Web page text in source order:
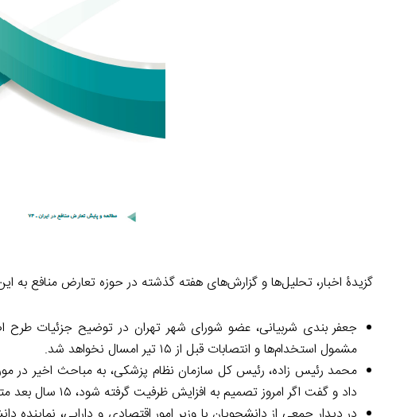
گزیدۀ اخبار، تحلیل‌ها و گزارش‌های هفته گذشته در حوزه تعارض منافع به
جعفر بندی شربیانی، عضو شورای شهر تهران در توضیح جزئیات طرح
مشمول استخدام‌ها و انتصابات قبل از ۱۵ تیر امسال نخواهد شد.
محمد رئیس زاده، رئیس کل سازمان نظام پزشکی، به مباحث اخیر در
داد و گفت اگر امروز تصمیم به افزایش ظرفیت گرفته شود، ۱۵ سال بعد متخصص به جامعه عرضه می‌شود که هیچ خطری برای پزشکان فعلی نیست.